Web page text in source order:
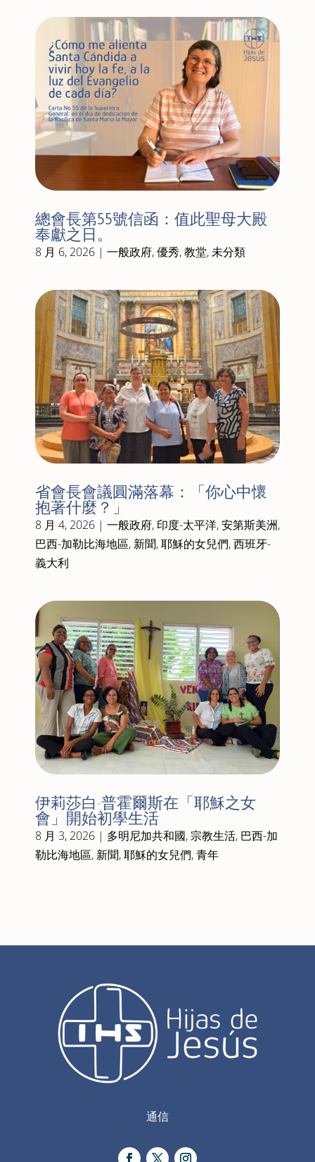
總會長第55號信函：值此聖母大殿
奉獻之日。
8 月 6, 2026| 一般政府,優秀,教堂,未分類
省會長會議圓滿落幕：「你心中懷
抱著什麼？」
8 月 4, 2026| 一般政府, 印度-太平洋,安第斯美洲,
巴西-加勒比海地區, 新聞,耶穌的女兒們,西班牙-
義大利
伊莉莎白·普霍爾斯在「耶穌之女
會」開始初學生活
8 月 3, 2026| 多明尼加共和國,宗教生活, 巴西-加
勒比海地區, 新聞,耶穌的女兒們,青年
通信